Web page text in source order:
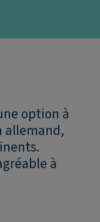
option à
allemand,
à